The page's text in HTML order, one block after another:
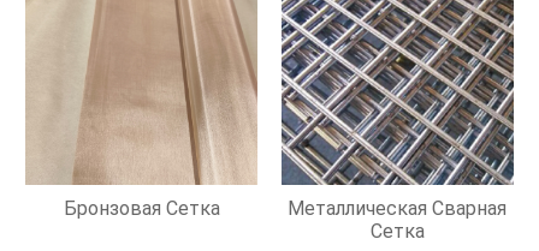
Бронзовая Сетка
Металлическая Сварная
Сетка